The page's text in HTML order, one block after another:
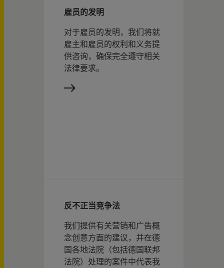
雇员的发明
对于雇员的发明，我们将就
雇主和雇员的权利和义务提
供咨询，确保完全遵守相关
法律要求。
反不正当竞争法
我们提供有关营销和广告概
念创意方面的建议，并在德
国各地法院（包括德国联邦
法院）处理的案件中代表我